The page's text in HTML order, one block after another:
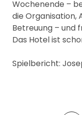
Wochenende –
die Organisation,
Betreuung – und
Das Hotel ist
Spielbericht: